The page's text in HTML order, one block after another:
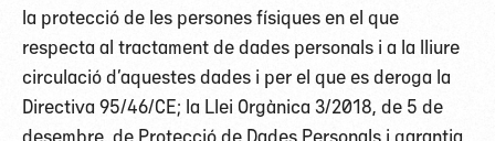
la protecció de les persones físiques en el que
respecta al tractament de dades personals i a la lliure
circulació d’aquestes dades i per el que es deroga la
Directiva 95/46/CE; la Llei Orgànica 3/2018, de 5 de
desembre, de Protecció de Dades Personals i garantia